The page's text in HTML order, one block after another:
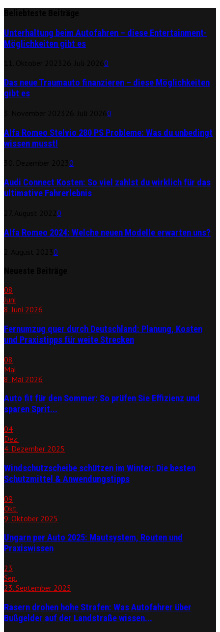
Unterhaltung beim Autofahren – diese Entertainment-
Möglichkeiten gibt es
0
Das neue Traumauto finanzieren – diese Möglichkeiten
gibt es
0
Alfa Romeo Stelvio 280 PS Probleme: Was du unbedingt
wissen musst!
0
Audi Connect Kosten: So viel zahlst du wirklich für das
ultimative Fahrerlebnis
0
Alfa Romeo 2024: Welche neuen Modelle erwarten uns?
0
08
Juni
8. Juni 2026
Fernumzug quer durch Deutschland: Planung, Kosten
und Praxistipps für weite Strecken
08
Mai
8. Mai 2026
Auto fit für den Sommer: So prüfen Sie Effizienz und
sparen Sprit...
04
Dez.
4. Dezember 2025
Windschutzscheibe schützen im Winter: Die besten
Schutzmittel & Anwendungstipps
09
Okt.
9. Oktober 2025
Ungarn per Auto 2025: Mautsystem, Routen und
Praxiswissen
23
Sep.
23. September 2025
Rasern drohen hohe Strafen: Was Autofahrer über
Bußgelder auf der Landstraße wissen...